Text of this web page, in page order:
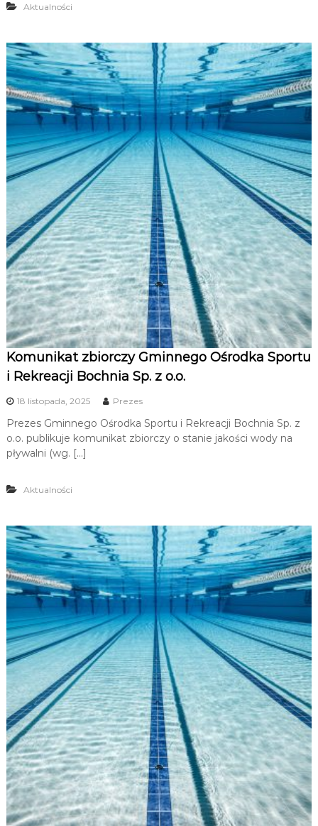
Aktualności
Komunikat zbiorczy Gminnego Ośrodka Sportu
i Rekreacji Bochnia Sp. z o.o.
18 listopada, 2025 Prezes
Prezes Gminnego Ośrodka Sportu i Rekreacji Bochnia Sp. z
o.o. publikuje komunikat zbiorczy o stanie jakości wody na
pływalni (wg. […]
Aktualności